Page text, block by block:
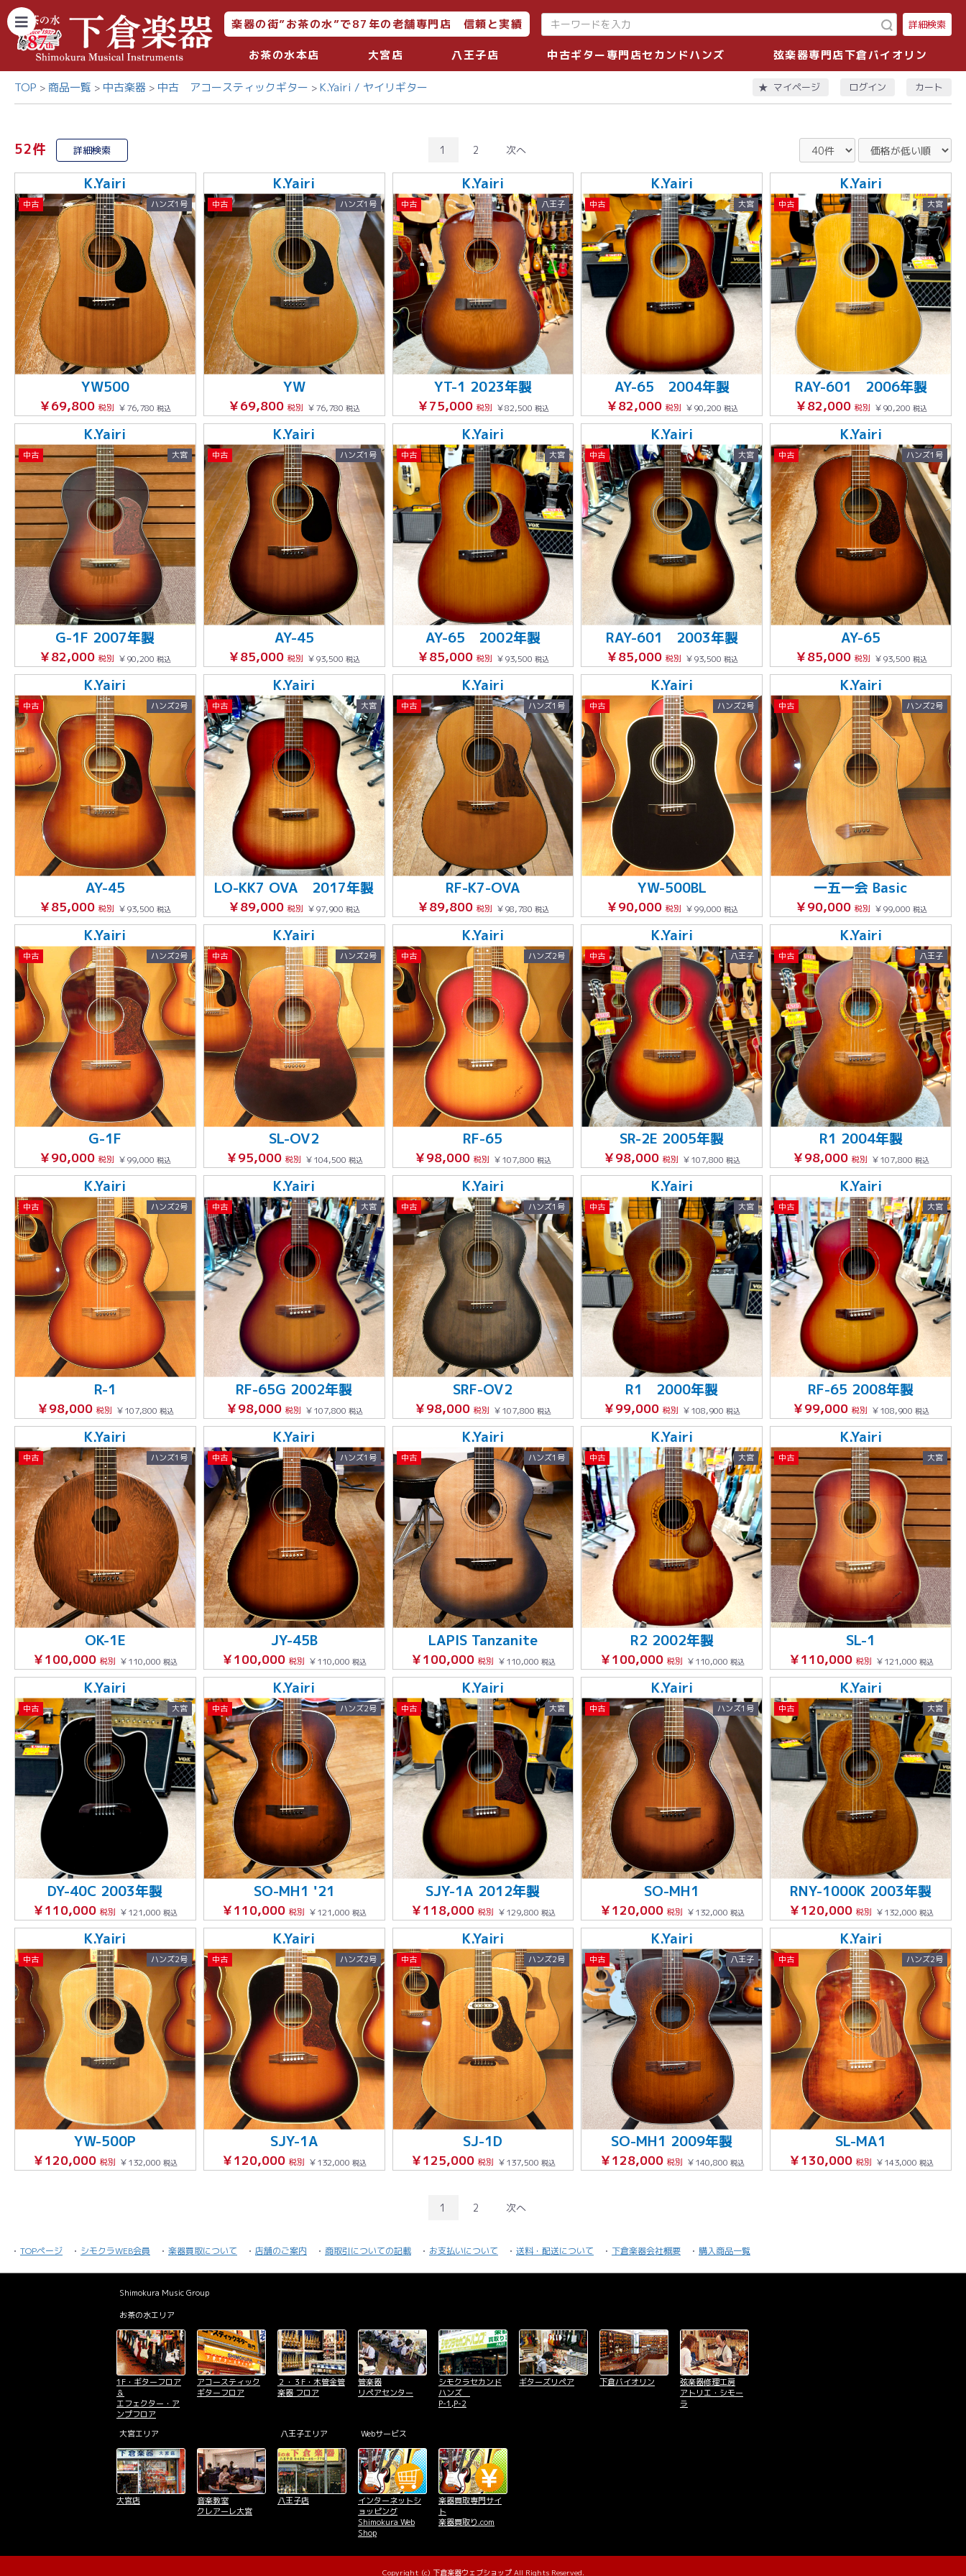
楽器の街”お茶の水”で87年の老舗専門店 信頼と実績 詳細検索
お茶の水本店 大宮店 八王子店 中古ギター専門店セカンドハンズ 弦楽器専門店下倉バイオリン
TOP 商品一覧 中古楽器 中古 アコースティックギター K.Yairi / ヤイリギター マイページ ログイン カート
52件 詳細検索 1 2 次へ
K.Yairi
中古 ハンズ1号
YW500
￥69,800税別 ￥76,780税込
K.Yairi
中古 ハンズ1号
YW
￥69,800税別 ￥76,780税込
K.Yairi
中古 八王子
YT-1 2023年製
￥75,000 税別 ￥82,500 税込
K.Yairi
中古 大宮
AY-65 2004年製
￥82,000 税別 ￥90,200 税込
K.Yairi
中古 大宮
RAY-601 2006年製
￥82,000 税別 ￥90,200 税込
K.Yairi
中古 大宮
G-1F 2007年製
￥82,000税別 ￥90,200税込
K.Yairi
中古 ハンズ1号
AY-45
￥85,000税別 ￥93,500税込
K.Yairi
中古 大宮
AY-65 2002年製
￥85,000 税別 ￥93,500 税込
K.Yairi
中古 大宮
RAY-601 2003年製
￥85,000 税別 ￥93,500 税込
K.Yairi
中古 ハンズ1号
AY-65
￥85,000 税別 ￥93,500 税込
K.Yairi
中古 ハンズ2号
AY-45
￥85,000税別 ￥93,500税込
K.Yairi
中古 大宮
LO-KK7 OVA 2017年製
￥89,000税別 ￥97,900税込
K.Yairi
中古 ハンズ1号
RF-K7-OVA
￥89,800 税別 ￥98,780 税込
K.Yairi
中古 ハンズ2号
YW-500BL
￥90,000 税別 ￥99,000 税込
K.Yairi
中古 ハンズ2号
一五一会 Basic
￥90,000 税別 ￥99,000 税込
K.Yairi
中古 ハンズ2号
G-1F
￥90,000税別 ￥99,000税込
K.Yairi
中古 ハンズ2号
SL-OV2
￥95,000 税別 ￥104,500 税込
K.Yairi
中古 ハンズ2号
RF-65
￥98,000税別 ￥107,800税込
K.Yairi
中古 八王子
SR-2E 2005年製
￥98,000税別 ￥107,800税込
K.Yairi
中古 八王子
R1 2004年製
￥98,000税別 ￥107,800税込
K.Yairi
中古 ハンズ2号
R-1
￥98,000 税別 ￥107,800 税込
K.Yairi
中古 大宮
RF-65G 2002年製
￥98,000 税別 ￥107,800 税込
K.Yairi
中古 ハンズ1号
SRF-OV2
￥98,000税別 ￥107,800税込
K.Yairi
中古 大宮
R1 2000年製
￥99,000税別 ￥108,900税込
K.Yairi
中古 大宮
RF-65 2008年製
￥99,000税別 ￥108,900税込
K.Yairi
中古 ハンズ1号
OK-1E
￥100,000税別 ￥110,000税込
K.Yairi
中古 ハンズ1号
JY-45B
￥100,000税別 ￥110,000税込
K.Yairi
中古 ハンズ1号
LAPIS Tanzanite
￥100,000 税別 ￥110,000 税込
K.Yairi
中古 大宮
R2 2002年製
￥100,000 税別 ￥110,000 税込
K.Yairi
中古 大宮
SL-1
￥110,000 税別 ￥121,000 税込
K.Yairi
中古 大宮
DY-40C 2003年製
￥110,000税別 ￥121,000税込
K.Yairi
中古 ハンズ2号
SO-MH1 '21
￥110,000税別 ￥121,000税込
K.Yairi
中古 大宮
SJY-1A 2012年製
￥118,000 税別 ￥129,800 税込
K.Yairi
中古 ハンズ1号
SO-MH1
￥120,000 税別 ￥132,000 税込
K.Yairi
中古 大宮
RNY-1000K 2003年製
￥120,000 税別 ￥132,000 税込
K.Yairi
中古 ハンズ2号
YW-500P
￥120,000税別 ￥132,000税込
K.Yairi
中古 ハンズ2号
SJY-1A
￥120,000税別 ￥132,000税込
K.Yairi
中古 ハンズ2号
SJ-1D
￥125,000 税別 ￥137,500 税込
K.Yairi
中古 八王子
SO-MH1 2009年製
￥128,000 税別 ￥140,800 税込
K.Yairi
中古 ハンズ2号
SL-MA1
￥130,000 税別 ￥143,000 税込
1 2 次へ
TOPページ シモクラWEB会員 楽器買取について 店舗のご案内 商取引についての記載 お支払いについて 送料・配送について 下倉楽器会社概要 購入商品一覧
Shimokura Music Group
お茶の水エリア
1F・ギターフロア
＆
エフェクター・ア
ンプフロア
アコースティック
ギターフロア
２・３F・木管金管
楽器 フロア
管楽器
リペアセンター
シモクラセカンド
ハンズ
P-1,P-2
ギターズリペア 下倉バイオリン
弦楽器修理工房
アトリエ・シモー
ラ
大宮エリア
大宮店
音楽教室
クレアーレ大宮
八王子エリア
八王子店
Webサービス
インターネットシ
ョッピング
Shimokura Web
Shop
楽器買取専門サイ
ト
楽器買取り.com
Copyright (c) 下倉楽器ウェブショップ All Rights Reserved.